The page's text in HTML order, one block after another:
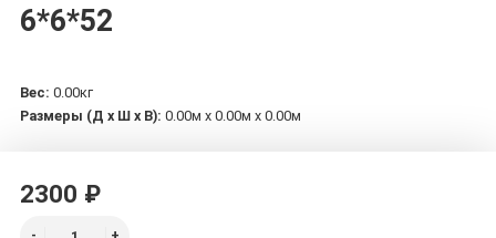
6*6*52
Вес: 0.00кг
Размеры (Д х Ш х В): 0.00м x 0.00м x 0.00м
2300 ₽